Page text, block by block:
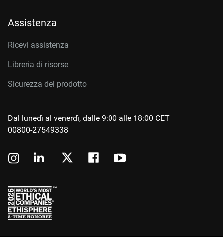
Assistenza
Ricevi assistenza
Libreria di risorse
Sicurezza del prodotto
Dal lunedì al venerdì, dalle 9:00 alle 18:00 CET
00800-27549338